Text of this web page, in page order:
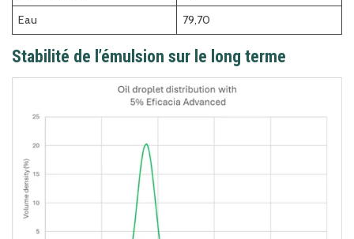
Eau
79,70
Stabilité de l’émulsion sur le long terme